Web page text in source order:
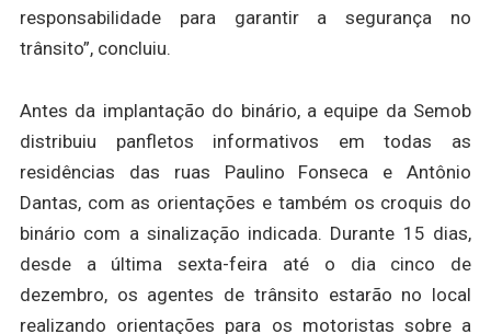
responsabilidade para garantir a segurança no
trânsito”, concluiu.
Antes da implantação do binário, a equipe da Semob
distribuiu panfletos informativos em todas as
residências das ruas Paulino Fonseca e Antônio
Dantas, com as orientações e também os croquis do
binário com a sinalização indicada. Durante 15 dias,
desde a última sexta-feira até o dia cinco de
dezembro, os agentes de trânsito estarão no local
realizando orientações para os motoristas sobre a